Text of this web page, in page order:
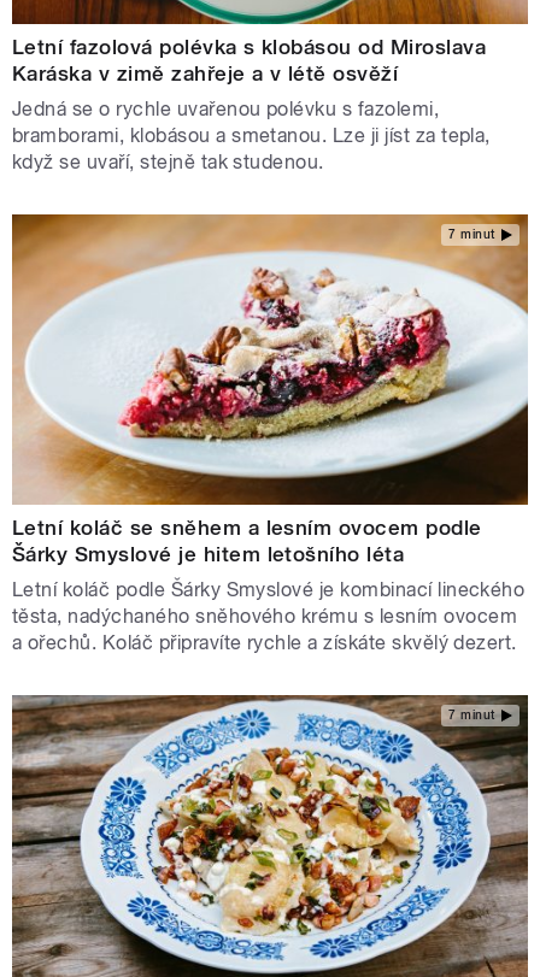
Letní fazolová polévka s klobásou od Miroslava
Karáska v zimě zahřeje a v létě osvěží
Jedná se o rychle uvařenou polévku s fazolemi,
bramborami, klobásou a smetanou. Lze ji jíst za tepla,
když se uvaří, stejně tak studenou.
7 minut
Letní koláč se sněhem a lesním ovocem podle
Šárky Smyslové je hitem letošního léta
Letní koláč podle Šárky Smyslové je kombinací lineckého
těsta, nadýchaného sněhového krému s lesním ovocem
a ořechů. Koláč připravíte rychle a získáte skvělý dezert.
7 minut